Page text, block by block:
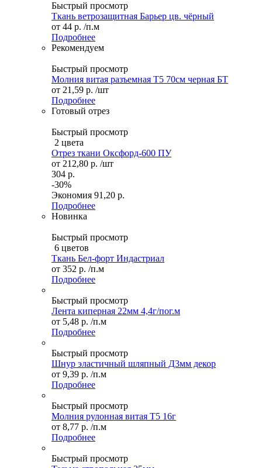
Быстрый просмотр
Ткань ветрозащитная Барьер цв. чёрный
от 44 р. /п.м
Подробнее
Рекомендуем
Быстрый просмотр
Молния витая разъемная Т5 70см черная БТ
от 21,59 р. /шт
Подробнее
Готовый отрез
Быстрый просмотр
2 цвета
Отрез ткани Оксфорд-600 ПУ
от 212,80 р. /шт
304 р.
-30%
Экономия 91,20 р.
Подробнее
Новинка
Быстрый просмотр
6 цветов
Ткань Бел-форт Индастриал
от 352 р. /п.м
Подробнее
Быстрый просмотр
Лента киперная 22мм 4,4г/пог.м
от 5,48 р. /п.м
Подробнее
Быстрый просмотр
Шнур эластичный шляпный Д3мм декор
от 9,39 р. /п.м
Подробнее
Быстрый просмотр
Молния рулонная витая Т5 16г
от 8,77 р. /п.м
Подробнее
Быстрый просмотр